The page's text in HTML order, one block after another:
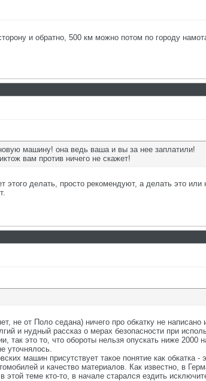
и обратно, 500 км можно потом по городу
машину! она ведь ваша и вы за нее заплатили!
вам против ничего не скажет!
этого делать, просто рекомендуют, а делать это
не от Поло седана) ничего про обкатку не
и нудный рассказ о мерах безопасности при
так это то, что обороты нельзя опускать ниже
уточнялось.
машин присутствует такое понятие как
и качество материалов. Как известно, в
теме кто-то, в начале старался ездить